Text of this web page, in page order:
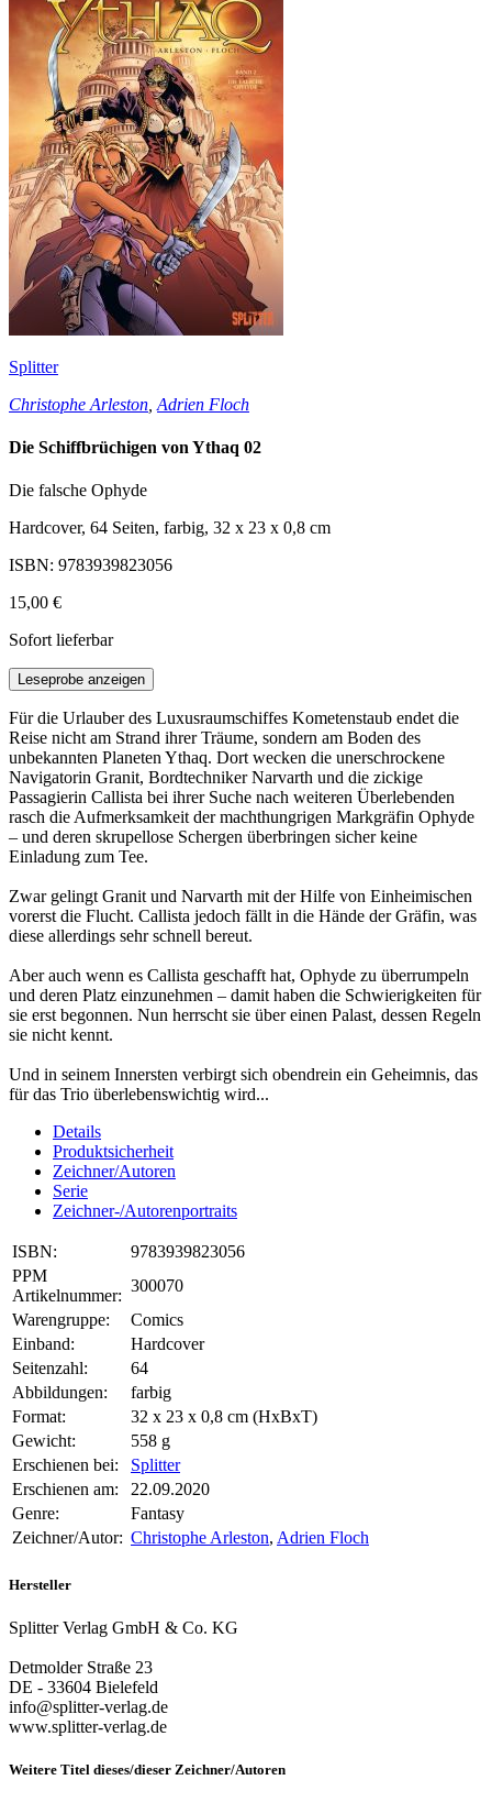
Splitter
Christophe Arleston Adrien Floch
Die Schiffbrüchigen von Ythaq 02
Die falsche Ophyde
Hardcover, 64 Seiten, farbig, 32 x 23 x 0,8 cm
ISBN: 9783939823056
15,00 €
Sofort lieferbar
Leseprobe anzeigen
Für die Urlauber des Luxusraumschiffes Kometenstaub endet die
Reise nicht am Strand ihrer Träume, sondern am Boden des
unbekannten Planeten Ythaq. Dort wecken die unerschrockene
Navigatorin Granit, Bordtechniker Narvarth und die zickige
Passagierin Callista bei ihrer Suche nach weiteren Überlebenden
rasch die Aufmerksamkeit der machthungrigen Markgräfin Ophyde
– und deren skrupellose Schergen überbringen sicher keine
Einladung zum Tee.
Zwar gelingt Granit und Narvarth mit der Hilfe von Einheimischen
vorerst die Flucht. Callista jedoch fällt in die Hände der Gräfin, was
diese allerdings sehr schnell bereut.
Aber auch wenn es Callista geschafft hat, Ophyde zu überrumpeln
und deren Platz einzunehmen – damit haben die Schwierigkeiten für
sie erst begonnen. Nun herrscht sie über einen Palast, dessen Regeln
sie nicht kennt.
Und in seinem Innersten verbirgt sich obendrein ein Geheimnis, das
für das Trio überlebenswichtig wird...
Details
Produktsicherheit
Zeichner/Autoren
Serie
Zeichner-/Autorenportraits
ISBN:
9783939823056
PPM
Artikelnummer:
300070
Warengruppe:
Comics
Einband:
Hardcover
Seitenzahl:
64
Abbildungen:
farbig
Format:
32 x 23 x 0,8 cm (HxBxT)
Gewicht:
558 g
Erschienen bei:
Splitter
Erschienen am:
22.09.2020
Genre:
Fantasy
Zeichner/Autor: Christophe Arleston, Adrien Floch
Hersteller
Splitter Verlag GmbH & Co. KG
Detmolder Straße 23
DE - 33604 Bielefeld
info@splitter-verlag.de
www.splitter-verlag.de
Weitere Titel dieses/dieser Zeichner/Autoren